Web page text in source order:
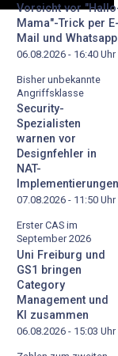
Vorsicht vor
Mama"-Trick per E-
Mail und Whatsapp
06.08.2026 - 16:40 Uhr
Bisher unbekannte
Angriffsklasse
Security-
Spezialisten
warnen vor
Designfehler in
NAT-
Implementierungen
07.08.2026 - 11:50 Uhr
Erster CAS im
September 2026
Uni Freiburg und
GS1 bringen
Category
Management und
KI zusammen
06.08.2026 - 15:03 Uhr